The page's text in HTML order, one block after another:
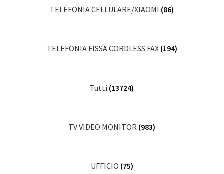
TELEFONIA CELLULARE/XIAOMI (86)
TELEFONIA FISSA CORDLESS FAX (194)
Tutti (13724)
TV VIDEO MONITOR (983)
UFFICIO (75)